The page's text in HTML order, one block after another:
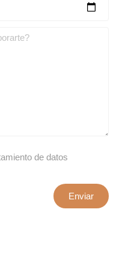
de datos
Enviar